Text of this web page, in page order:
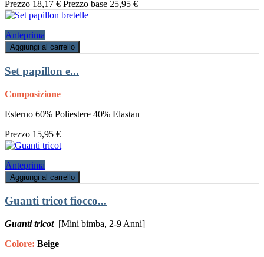
Prezzo 18,17 € Prezzo base 25,95 €
Anteprima
Aggiungi al carrello
Set papillon e...
Composizione
Esterno 60% Poliestere 40% Elastan
Prezzo 15,95 €
Anteprima
Aggiungi al carrello
Guanti tricot fiocco...
Guanti tricot[Mini bimba, 2-9 Anni]
Colore: Beige